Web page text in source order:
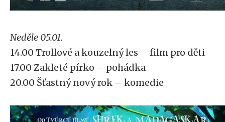
Neděle 05.01.
14.00 Trollové a kouzelný les – film pro děti
17.00 Zakleté pírko – pohádka
20.00 Šťastný nový rok – komedie